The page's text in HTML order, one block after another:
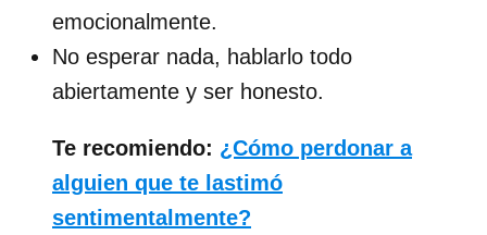
emocionalmente.
No esperar nada, hablarlo todo
abiertamente y ser honesto.
Te recomiendo: ¿Cómo perdonar a
alguien que te lastimó
sentimentalmente?